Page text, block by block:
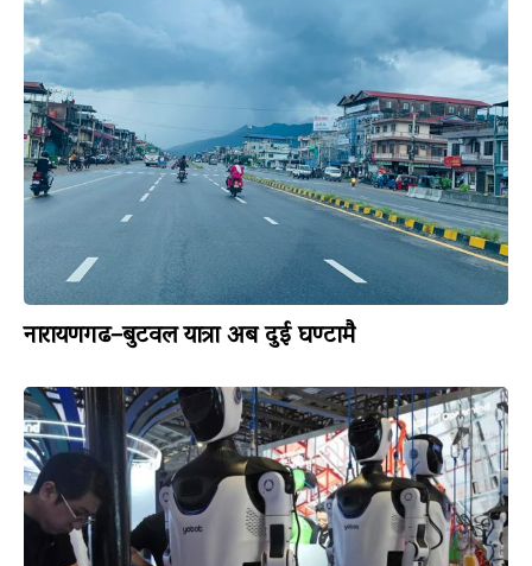
नारायणगढ–बुटवल यात्रा अब दुई घण्टामै